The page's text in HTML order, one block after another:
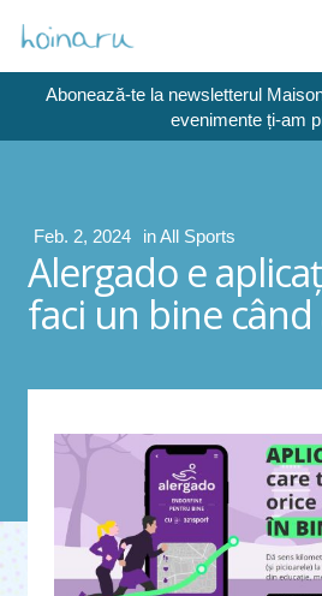
Abonează-te la newsletterul
evenimente ți-am
Feb. 2, 2024 inAll Sports
Alergado e
faci un bine când